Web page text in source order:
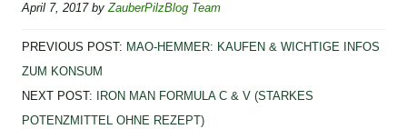
c
e
b
o
tt
er
at
s
p
ss
e
g
e
n
April 7, 2017byZauberPilzBlog Team
PREVIOUS POST: MAO-HEMMER: KAUFEN & WICHTIGE INFOS
ZUM KONSUM
NEXT POST:
IRON MAN FORMULA C & V (STARKES
POTENZMITTEL OHNE REZEPT)